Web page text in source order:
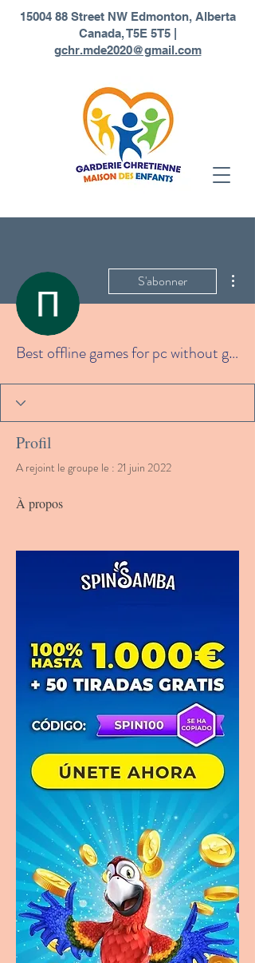
15004 88 Street NW Edmonton, Alberta
Canada, T5E 5T5 |
gchr.mde2020@gmail.com
S'abonner
Best offline games for pc without graphics card free download
Profil
A rejoint le groupe le : 21 juin 2022
À propos